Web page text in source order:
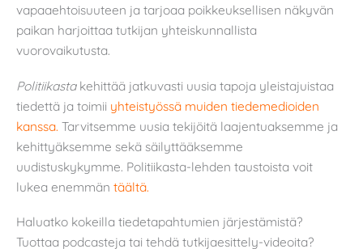
vapaaehtoisuuteen ja tarjoaa poikkeuksellisen näkyvän
paikan harjoittaa tutkijan yhteiskunnallista
vuorovaikutusta.
Politiikasta kehittää jatkuvasti uusia tapoja yleistajuistaa
tiedettä ja toimii yhteistyössä muiden tiedemedioiden
kanssa. Tarvitsemme uusia tekijöitä laajentuaksemme ja
kehittyäksemme sekä säilyttääksemme
uudistuskykymme. Politiikasta-lehden taustoista voit
lukea enemmän täältä.
Haluatko kokeilla tiedetapahtumien järjestämistä?
Tuottaa podcasteja tai tehdä tutkijaesittely-videoita?